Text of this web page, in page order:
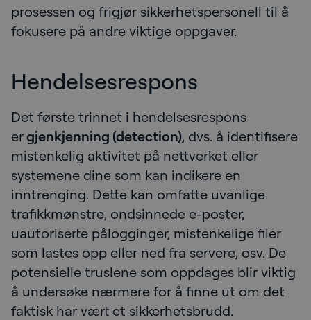
prosessen og frigjør sikkerhetspersonell til å
fokusere på andre viktige oppgaver.
Hendelsesrespons
Det første trinnet i hendelsesrespons
ergjenkjenning (detection), dvs. å identifisere
mistenkelig aktivitet på nettverket eller
systemene dine som kan indikere en
inntrenging. Dette kan omfatte uvanlige
trafikkmønstre, ondsinnede e-poster,
uautoriserte pålogginger, mistenkelige filer
som lastes opp eller ned fra servere, osv. De
potensielle truslene som oppdages blir viktig
å undersøke nærmere for å finne ut om det
faktisk har vært et sikkerhetsbrudd.